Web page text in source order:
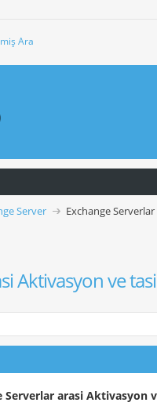
Ara
Server Exchange
Aktivasyon ve
Serverlar arasi Aktivasyon